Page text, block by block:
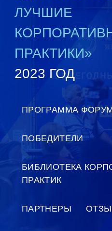
ЛУЧШИЕ
ПРАКТИКИ»
2023 ГОД
ПРОГРАММА
ПОБЕДИТЕЛИ
БИБЛИОТЕКА
ПРАКТИК
ПАРТНЕРЫ